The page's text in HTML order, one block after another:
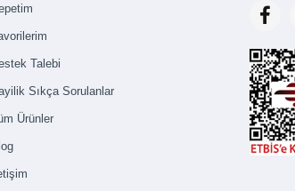
Talebi
Sıkça Sorulanlar
Ürünler